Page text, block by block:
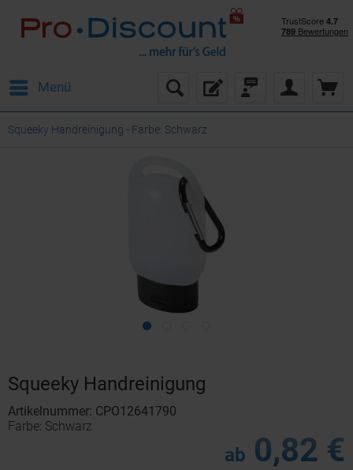
Menü
Squeeky Handreinigung - Farbe: Schwarz
Squeeky Handreinigung
Artikelnummer: CPO12641790
Farbe: Schwarz
ab 0,82 €